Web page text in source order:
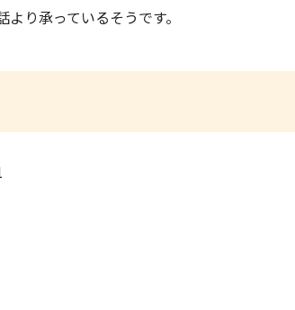
り承っているそうです。